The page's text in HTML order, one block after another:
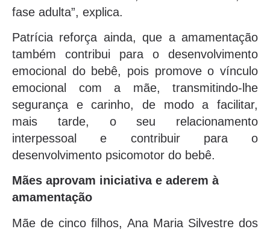
fase adulta”, explica.
Patrícia reforça ainda, que a amamentação
também contribui para o desenvolvimento
emocional do bebê, pois promove o vínculo
emocional com a mãe, transmitindo-lhe
segurança e carinho, de modo a facilitar,
mais tarde, o seu relacionamento
interpessoal e contribuir para o
desenvolvimento psicomotor do bebê.
Mães aprovam iniciativa e aderem à
amamentação
Mãe de cinco filhos, Ana Maria Silvestre dos